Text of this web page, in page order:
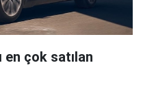
en çok satılan